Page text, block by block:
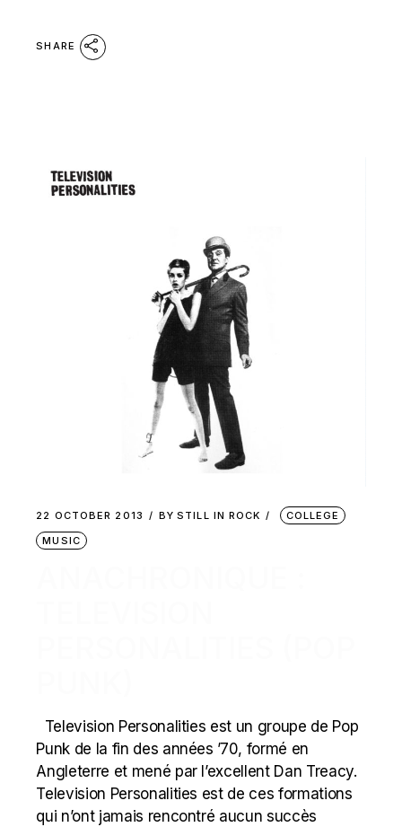
SHARE
22 OCTOBER 2013 BY STILL IN ROCK
COLLEGE
MUSIC
Television Personalities est un groupe de Pop
Punk de la fin des années ’70, formé en
Angleterre et mené par l’excellent Dan Treacy.
Television Personalities est de ces formations
qui n’ont jamais rencontré aucun succès